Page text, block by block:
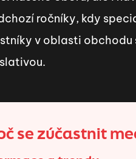
ročníky, kdy
v oblasti
se zúčastnit